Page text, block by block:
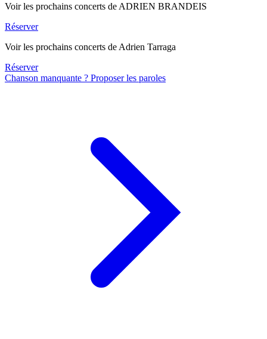
Voir les prochains concerts de ADRIEN BRANDEIS
Réserver
Voir les prochains concerts de Adrien Tarraga
Réserver
Chanson manquante ? Proposer les paroles